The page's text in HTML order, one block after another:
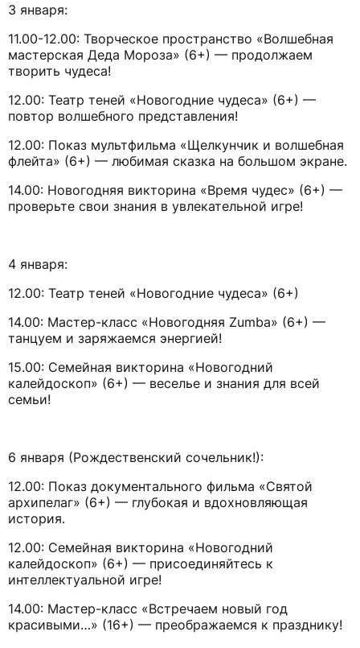
3 января:
11.00-12.00: Творческое пространство «Волшебная
мастерская Деда Мороза» (6+) — продолжаем
творить чудеса!
12.00: Театр теней «Новогодние чудеса» (6+) —
повтор волшебного представления!
12.00: Показ мультфильма «Щелкунчик и волшебная
флейта» (6+) — любимая сказка на большом экране.
14.00: Новогодняя викторина «Время чудес» (6+) —
проверьте свои знания в увлекательной игре!
4 января:
12.00: Театр теней «Новогодние чудеса» (6+)
14.00: Мастер-класс «Новогодняя Zumba» (6+) —
танцуем и заряжаемся энергией!
15.00: Семейная викторина «Новогодний
калейдоскоп» (6+) — веселье и знания для всей
семьи!
6 января (Рождественский сочельник!):
12.00: Показ документального фильма «Святой
архипелаг» (6+) — глубокая и вдохновляющая
история.
12.00: Семейная викторина «Новогодний
калейдоскоп» (6+) — присоединяйтесь к
интеллектуальной игре!
14.00: Мастер-класс «Встречаем новый год
красивыми…» (16+) — преображаемся к празднику!
Я ИЩУ: